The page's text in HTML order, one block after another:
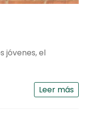
jóvenes, el
Leer más